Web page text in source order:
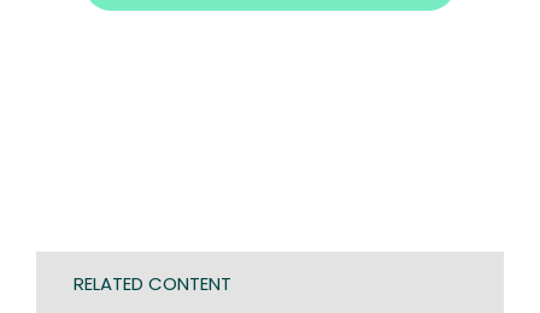
RELATED CONTENT